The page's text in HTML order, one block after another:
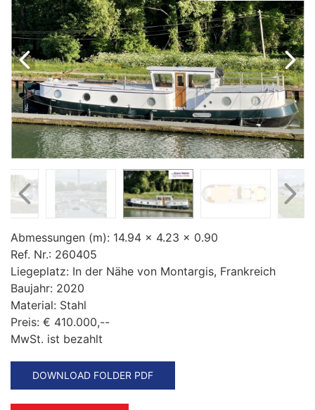
Baujahr (jjjj)
Abmessungen (m): 14.94 x 4.23 x 0.90
Ref. Nr.: 260405
Liegeplatz: In der Nähe von Montargis, Frankreich
Baujahr: 2020
Material: Stahl
Preis: € 410.000,--
MwSt. ist bezahlt
DOWNLOAD FOLDER PDF